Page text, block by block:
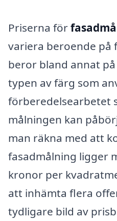
Priserna för
variera beroende på
beror bland annat
typen av färg som
förberedelsearbetet
målningen kan
man räkna med att
fasadmålning ligger
kronor per
att inhämta flera
tydligare bild av